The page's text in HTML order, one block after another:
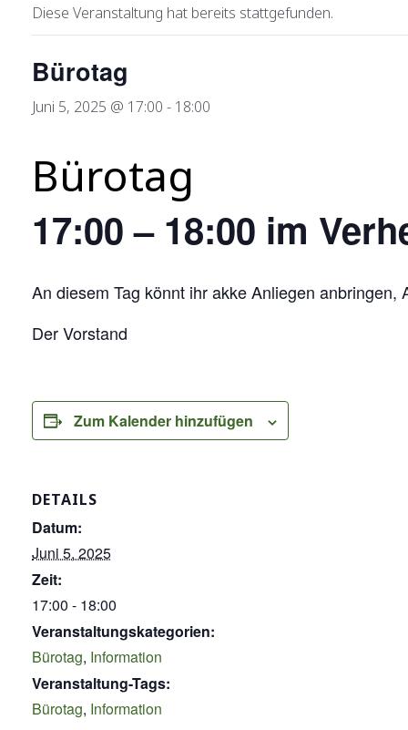
Diese Veranstaltung hat bereits stattgefunden.
Bürotag
Juni 5, 2025 @ 17:00 - 18:00
Bürotag
17:00 – 18:00 im
An diesem Tag könnt ihr akke Anliegen
Der Vorstand
Zum Kalender hinzufügen
DETAILS
Datum:
Juni 5, 2025
Zeit:
17:00 - 18:00
Veranstaltungskategorien:
Bürotag, Information
Veranstaltung-Tags:
Bürotag, Information